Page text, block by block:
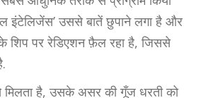
इंटेलिजेंस’ उससे बातें छुपाने लगा है और
शिप पर रेडिएशन फ़ैल रहा है, जिससे
मिलता है, उसके असर की गूँज धरती को